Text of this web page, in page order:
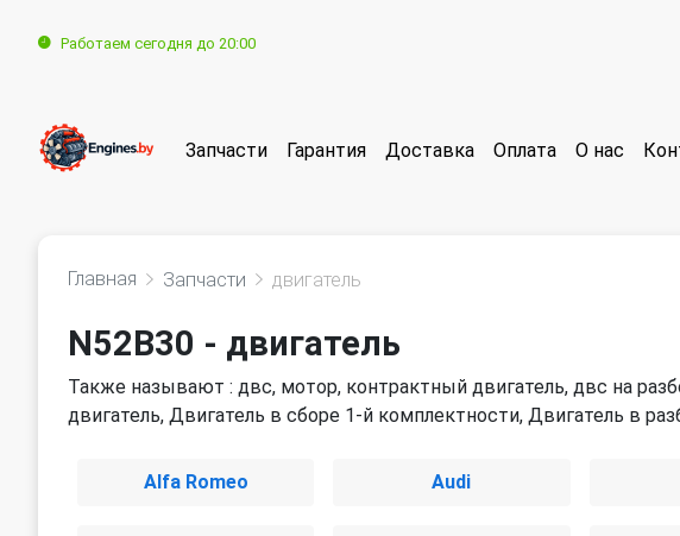
Работаем сегодня до 20:00
Запчасти Гарантия Доставка Оплата О нас
Главная Запчасти двигатель
N52B30 - двигатель
Также называют : двс, мотор, контрактный двигатель, двс на
двигатель, Двигатель в сборе 1-й комплектности, Двигатель в
Alfa Romeo Audi